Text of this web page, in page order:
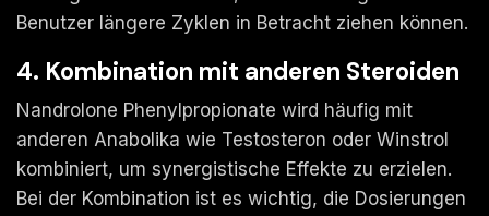
Benutzer längere Zyklen in Betracht ziehen können.
4. Kombination mit anderen Steroiden
Nandrolone Phenylpropionate wird häufig mit
anderen Anabolika wie Testosteron oder Winstrol
kombiniert, um synergistische Effekte zu erzielen.
Bei der Kombination ist es wichtig, die Dosierungen